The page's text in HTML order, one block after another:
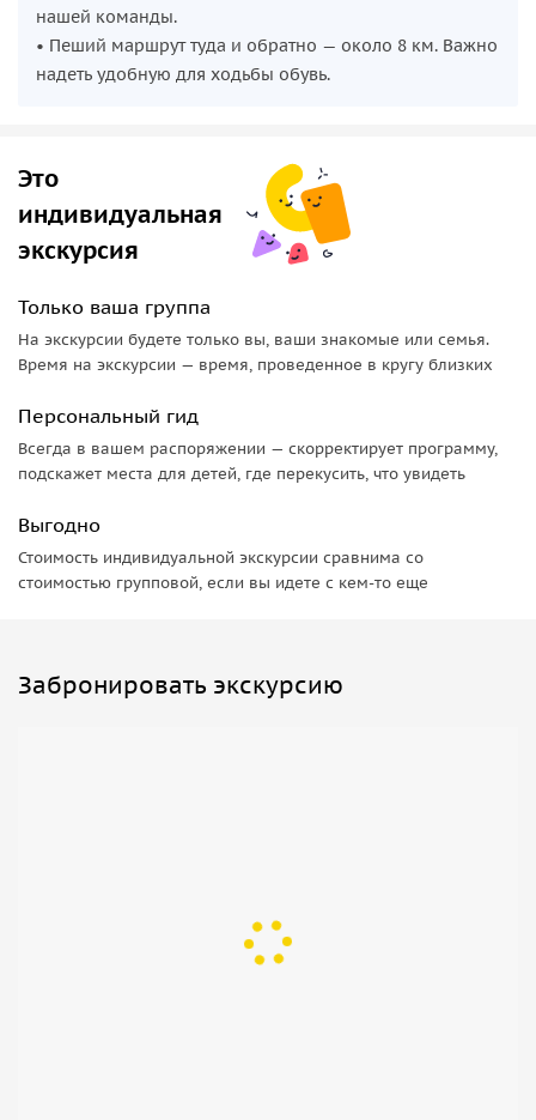
Погрузитесь в атмосферу древней духовной традиции и
откройте для себя Японию, где легенды оживают среди
гор и лесов всего в часе езды от мегаполиса!
нашей команды.
• Пеший маршрут туда и обратно — около 8 км. Важно
надеть удобную для ходьбы обувь.
Это
индивидуальная
экскурсия
Только ваша группа
На экскурсии будете только вы, ваши знакомые или семья.
Время на экскурсии — время, проведенное в кругу близких
Персональный гид
Всегда в вашем распоряжении — скорректирует программу,
подскажет места для детей, где перекусить, что увидеть
Выгодно
Стоимость индивидуальной экскурсии сравнима со
стоимостью групповой, если вы идете с кем-то еще
Забронировать экскурсию